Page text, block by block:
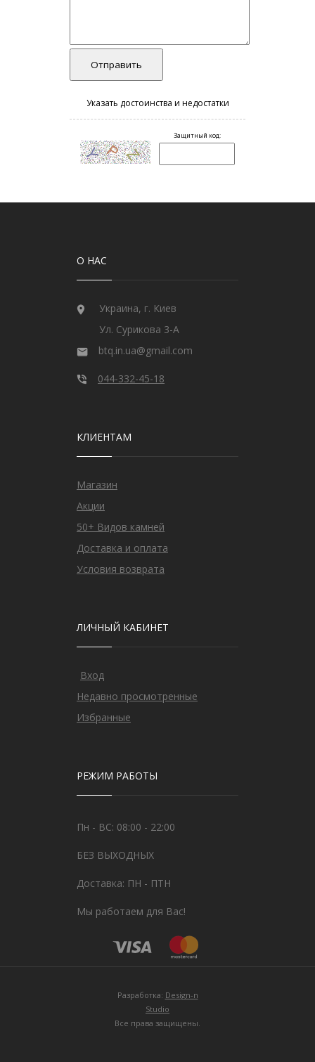
О НАС
Украина, г. Киев
Ул. Сурикова 3-А
btq.in.ua@gmail.com
044-332-45-18
КЛИЕНТАМ
Магазин
Акции
50+ Видов камней
Доставка и оплата
Условия возврата
ЛИЧНЫЙ КАБИНЕТ
Вход
Недавно просмотренные
Избранные
РЕЖИМ РАБОТЫ
Пн - ВС: 08:00 - 22:00
БЕЗ ВЫХОДНЫХ
Доставка: ПН - ПТН
Мы работаем для Вас!
Разработка: Design-n
Studio
Все права защищены.